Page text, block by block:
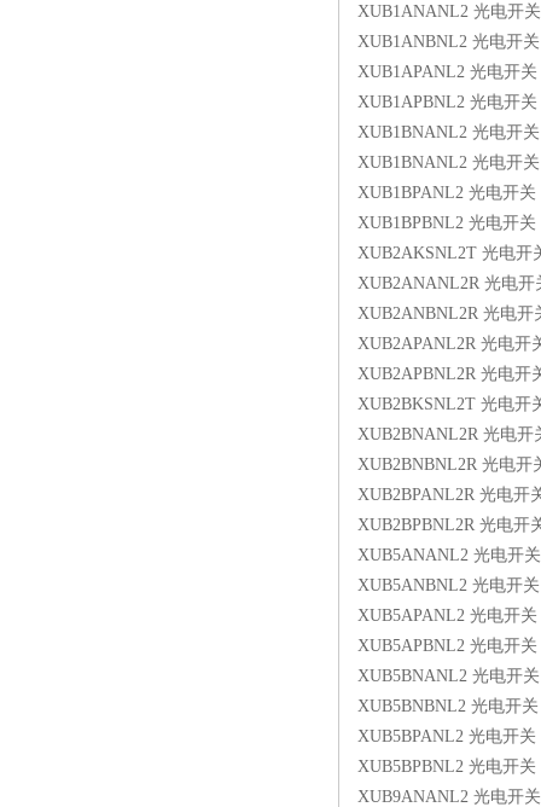
XUB1ANANL2 光电开关
XUB1ANBNL2 光电开关
XUB1APANL2 光电开关
XUB1APBNL2 光电开关
XUB1BNANL2 光电开关
XUB1BNANL2 光电开关
XUB1BPANL2 光电开关
XUB1BPBNL2 光电开关
XUB2AKSNL2T 光电开
XUB2ANANL2R 光电开
XUB2ANBNL2R 光电开
XUB2APANL2R 光电开
XUB2APBNL2R 光电开
XUB2BKSNL2T 光电开
XUB2BNANL2R 光电开
XUB2BNBNL2R 光电开
XUB2BPANL2R 光电开
XUB2BPBNL2R 光电开
XUB5ANANL2 光电开关
XUB5ANBNL2 光电开关
XUB5APANL2 光电开关
XUB5APBNL2 光电开关
XUB5BNANL2 光电开关
XUB5BNBNL2 光电开关
XUB5BPANL2 光电开关
XUB5BPBNL2 光电开关
XUB9ANANL2 光电开关